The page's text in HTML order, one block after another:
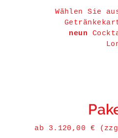
Wählen Sie
neun
ab 3.120,00 €